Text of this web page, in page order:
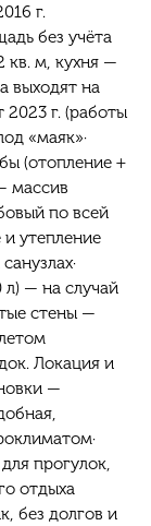
г.
без учёта
кв. м, кухня —
выходят на
г. (работы
«маяк»·
(отопление +
массив
по всей
и утепление
л) — на случай
стены —
Локация и
—
прогулок,
отдыха
без долгов и